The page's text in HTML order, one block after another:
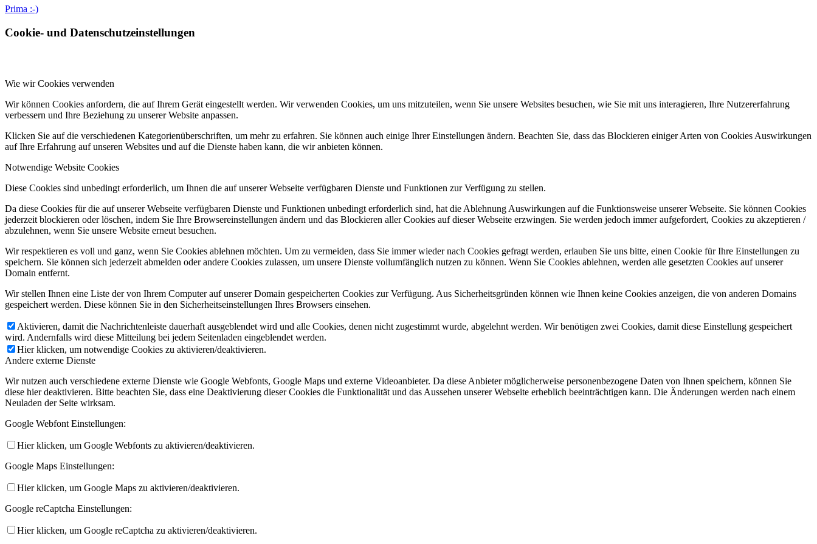
Prima :-)
Cookie- und Datenschutzeinstellungen
Wie wir Cookies verwenden
Wir können Cookies anfordern, die auf Ihrem Gerät eingestellt werden. Wir verwenden Cookies, um uns mitzuteilen, wenn Sie unsere Websites besuchen, wie Sie mit uns interagieren, Ihre Nutzererfahrung
verbessern und Ihre Beziehung zu unserer Website anpassen.
Klicken Sie auf die verschiedenen Kategorienüberschriften, um mehr zu erfahren. Sie können auch einige Ihrer Einstellungen ändern. Beachten Sie, dass das Blockieren einiger Arten von Cookies Auswirkungen
auf Ihre Erfahrung auf unseren Websites und auf die Dienste haben kann, die wir anbieten können.
Notwendige Website Cookies
Diese Cookies sind unbedingt erforderlich, um Ihnen die auf unserer Webseite verfügbaren Dienste und Funktionen zur Verfügung zu stellen.
Da diese Cookies für die auf unserer Webseite verfügbaren Dienste und Funktionen unbedingt erforderlich sind, hat die Ablehnung Auswirkungen auf die Funktionsweise unserer Webseite. Sie können Cookies
jederzeit blockieren oder löschen, indem Sie Ihre Browsereinstellungen ändern und das Blockieren aller Cookies auf dieser Webseite erzwingen. Sie werden jedoch immer aufgefordert, Cookies zu akzeptieren /
abzulehnen, wenn Sie unsere Website erneut besuchen.
Wir respektieren es voll und ganz, wenn Sie Cookies ablehnen möchten. Um zu vermeiden, dass Sie immer wieder nach Cookies gefragt werden, erlauben Sie uns bitte, einen Cookie für Ihre Einstellungen zu
speichern. Sie können sich jederzeit abmelden oder andere Cookies zulassen, um unsere Dienste vollumfänglich nutzen zu können. Wenn Sie Cookies ablehnen, werden alle gesetzten Cookies auf unserer
Domain entfernt.
Wir stellen Ihnen eine Liste der von Ihrem Computer auf unserer Domain gespeicherten Cookies zur Verfügung. Aus Sicherheitsgründen können wie Ihnen keine Cookies anzeigen, die von anderen Domains
gespeichert werden. Diese können Sie in den Sicherheitseinstellungen Ihres Browsers einsehen.
Aktivieren, damit die Nachrichtenleiste dauerhaft ausgeblendet wird und alle Cookies, denen nicht zugestimmt wurde, abgelehnt werden. Wir benötigen zwei Cookies, damit diese Einstellung gespeichert
wird. Andernfalls wird diese Mitteilung bei jedem Seitenladen eingeblendet werden.
Hier klicken, um notwendige Cookies zu aktivieren/deaktivieren.
Andere externe Dienste
Wir nutzen auch verschiedene externe Dienste wie Google Webfonts, Google Maps und externe Videoanbieter. Da diese Anbieter möglicherweise personenbezogene Daten von Ihnen speichern, können Sie
diese hier deaktivieren. Bitte beachten Sie, dass eine Deaktivierung dieser Cookies die Funktionalität und das Aussehen unserer Webseite erheblich beeinträchtigen kann. Die Änderungen werden nach einem
Neuladen der Seite wirksam.
Google Webfont Einstellungen:
Hier klicken, um Google Webfonts zu aktivieren/deaktivieren.
Google Maps Einstellungen:
Hier klicken, um Google Maps zu aktivieren/deaktivieren.
Google reCaptcha Einstellungen:
Hier klicken, um Google reCaptcha zu aktivieren/deaktivieren.